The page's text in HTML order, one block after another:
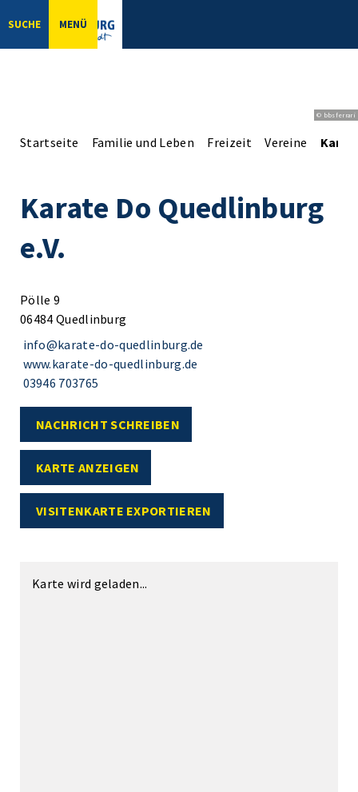
SUCHE MENÜ
© bbsferrari
Startseite Familie und Leben Freizeit Vereine
Karate Do Quedlinburg
e.V.
Pölle 9
06484 Quedlinburg
info@karate-do-quedlinburg.de
www.karate-do-quedlinburg.de
03946 703765
NACHRICHT SCHREIBEN
KARTE ANZEIGEN
VISITENKARTE EXPORTIEREN
Karte wird geladen...